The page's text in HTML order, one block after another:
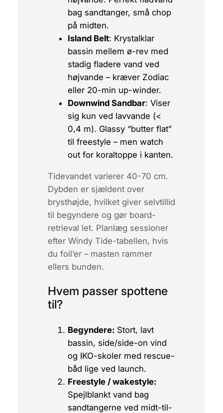
bag sandtanger, små chop
på midten.
Island Belt: Krystalklar
bassin mellem ø-rev med
stadig fladere vand ved
højvande – kræver Zodiac
eller 20-min up-winder.
Downwind Sandbar: Viser
sig kun ved lavvande (<
0,4 m). Glassy “butter flat”
til freestyle – men watch
out for koraltoppe i kanten.
Tidevandet varierer 40-70 cm.
Dybden er sjældent over
brysthøjde, hvilket giver selvtillid
til begyndere og gør board-
retrieval let. Planlæg sessioner
efter Windy Tide-tabellen, hvis
du foil’er – masten rammer
ellers bunden.
Hvem passer spottene
til?
Begyndere: Stort, lavt
bassin, side/side-on vind
og IKO-skoler med rescue-
båd lige ved launch.
Freestyle / wakestyle:
Spejlblankt vand bag
sandtangerne ved midt-til-